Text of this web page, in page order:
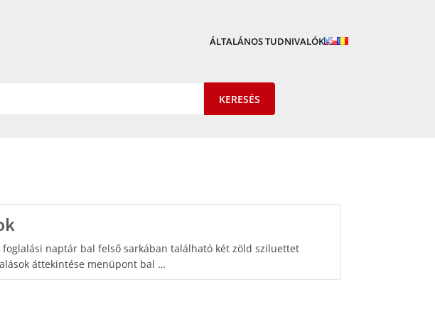
ÁLTALÁNOS TUDNIVALÓK
foglalási naptár bal felső sarkában található két zöld sziluettet
áttekintése menüpont bal …